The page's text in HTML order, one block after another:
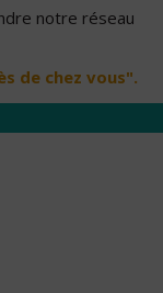
notre réseau
de chez vous".